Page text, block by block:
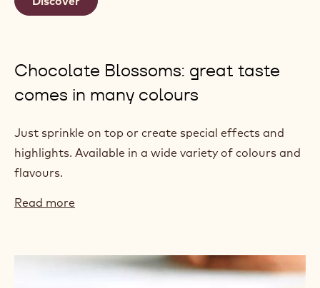
Chocolate Blossoms: great taste
comes in many colours
Just sprinkle on top or create special effects and
highlights. Available in a wide variety of colours and
flavours.
Read more